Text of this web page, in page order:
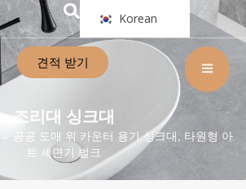
Korean
견적 받기
조리대 싱크대
→ 공공 도매 위 카운터 용기 싱크대, 타원형 아
트 세면기 벌크